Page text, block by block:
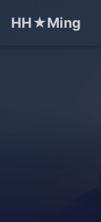
HH★Ming